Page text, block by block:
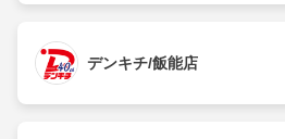
デンキチ/飯能店